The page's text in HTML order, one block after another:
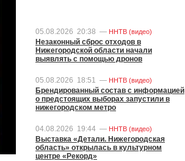
05.08.2026 20:38 — ННТВ (видео)
Незаконный сброс отходов в
Нижегородской области начали
выявлять с помощью дронов
05.08.2026 18:51 — ННТВ (видео)
Брендированный состав с информацией
о предстоящих выборах запустили в
нижегородском метро
04.08.2026 19:44 — ННТВ (видео)
Выставка «Детали. Нижегородская
область» открылась в культурном
центре «Рекорд»